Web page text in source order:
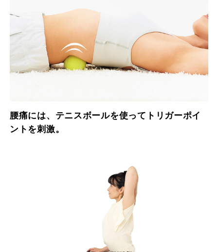
腰痛には、テニスボールを使ってトリガーポイ
ントを刺激。